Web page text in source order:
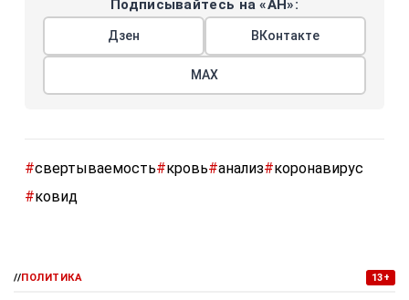
Подписывайтесь на «АН»:
Дзен ВКонтакте
МАХ
#свертываемость#кровь#анализ#коронавирус
#ковид
//ПОЛИТИКА 13+